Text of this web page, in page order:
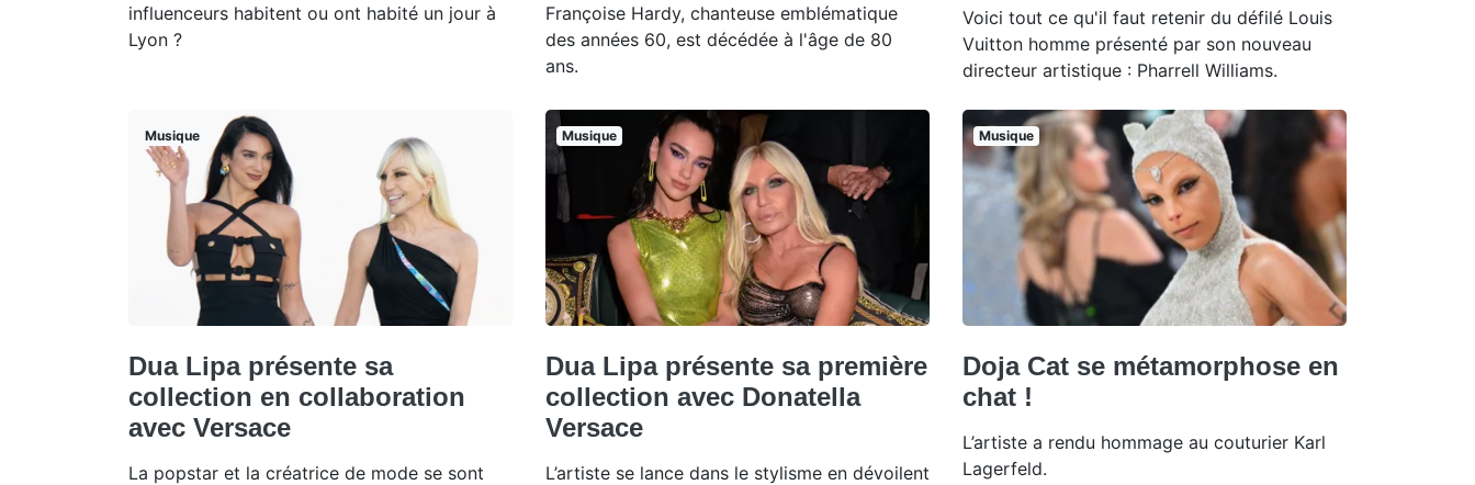
influenceurs habitent ou ont habité un jour à
Lyon ?
Françoise Hardy, chanteuse emblématique
des années 60, est décédée à l'âge de 80
ans.
Voici tout ce qu'il faut retenir du défilé Louis
Vuitton homme présenté par son nouveau
directeur artistique : Pharrell Williams.
Musique
Dua Lipa présente sa
collection en collaboration
avec Versace
La popstar et la créatrice de mode se sont
Musique
Dua Lipa présente sa première
collection avec Donatella
Versace
L’artiste se lance dans le stylisme en dévoilent
Musique
Doja Cat se métamorphose en
chat !
L’artiste a rendu hommage au couturier Karl
Lagerfeld.